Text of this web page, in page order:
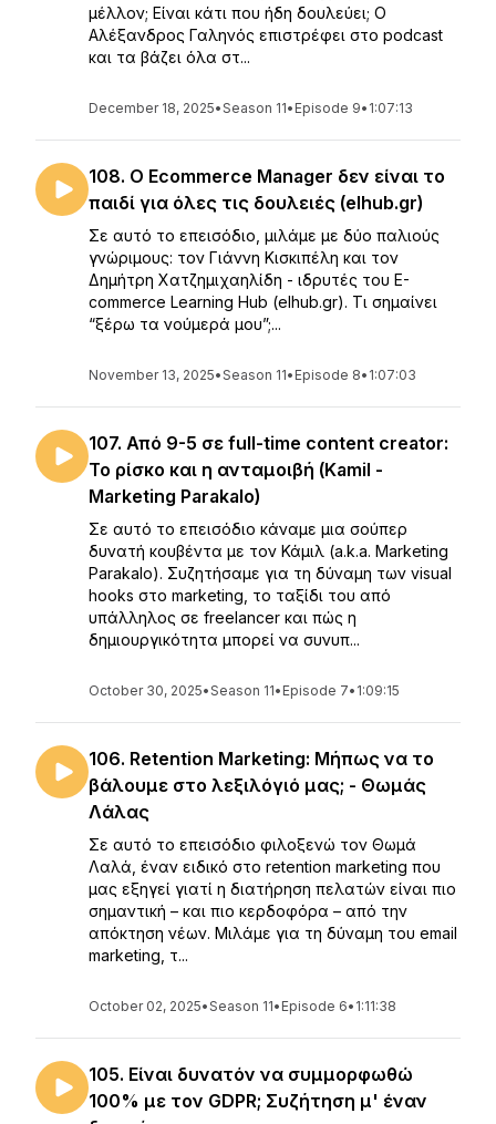
μέλλον; Είναι κάτι που ήδη δουλεύει; Ο
Αλέξανδρος Γαληνός επιστρέφει στο podcast
και τα βάζει όλα στ...
December 18, 2025•Season 11• Episode 9• 1:07:13
108. Ο Ecommerce Manager δεν είναι το
παιδί για όλες τις δουλειές (elhub.gr)
Σε αυτό το επεισόδιο, μιλάμε με δύο παλιούς
γνώριμους: τον Γιάννη Κισκιπέλη και τον
Δημήτρη Χατζημιχαηλίδη - ιδρυτές του E-
commerce Learning Hub (elhub.gr). Τι σημαίνει
“ξέρω τα νούμερά μου”;...
November 13, 2025•Season 11• Episode 8• 1:07:03
107. Από 9-5 σε full-time content creator:
Το ρίσκο και η ανταμοιβή (Kamil -
Marketing Parakalo)
Σε αυτό το επεισόδιο κάναμε μια σούπερ
δυνατή κουβέντα με τον Κάμιλ (a.k.a. Marketing
Parakalo). Συζητήσαμε για τη δύναμη των visual
hooks στο marketing, το ταξίδι του από
υπάλληλος σε freelancer και πώς η
δημιουργικότητα μπορεί να συνυπ...
October 30, 2025•Season 11• Episode 7• 1:09:15
106. Retention Marketing: Μήπως να το
βάλουμε στο λεξιλόγιό μας; - Θωμάς
Λάλας
Σε αυτό το επεισόδιο φιλοξενώ τον Θωμά
Λαλά, έναν ειδικό στο retention marketing που
μας εξηγεί γιατί η διατήρηση πελατών είναι πιο
σημαντική – και πιο κερδοφόρα – από την
απόκτηση νέων. Μιλάμε για τη δύναμη του email
marketing, τ...
October 02, 2025•Season 11• Episode 6• 1:11:38
105. Είναι δυνατόν να συμμορφωθώ
100% με τον GDPR; Συζήτηση μ' έναν